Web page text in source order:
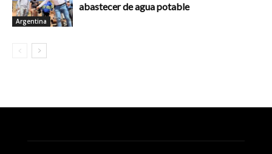
Argentina
abastecer de agua potable